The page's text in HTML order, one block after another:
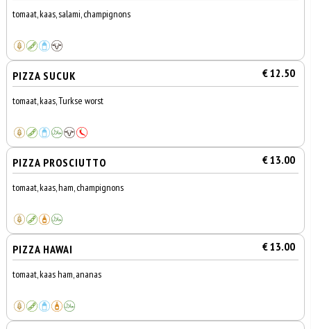
tomaat, kaas, salami, champignons
PIZZA SUCUK € 12.50
tomaat, kaas, Turkse worst
PIZZA PROSCIUTTO € 13.00
tomaat, kaas, ham, champignons
PIZZA HAWAI € 13.00
tomaat, kaas ham, ananas